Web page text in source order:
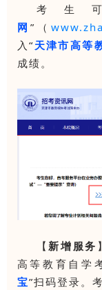
考生
网”（
入“ 天津市高等
成绩。
【新增服务
高等教育自学
宝”扫码登录。